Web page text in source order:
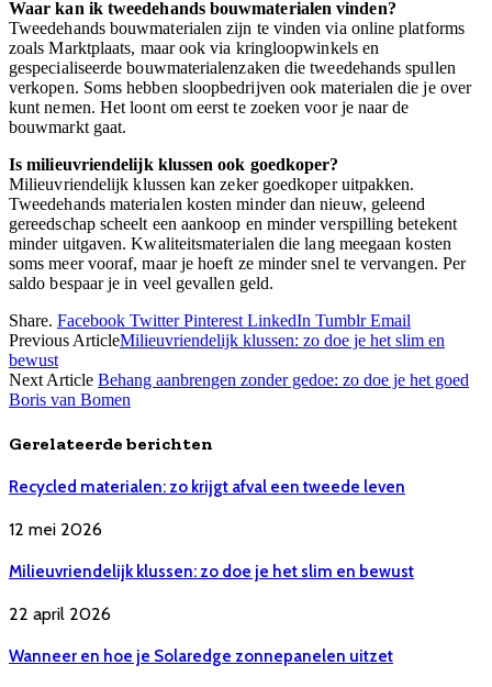
Waar kan ik tweedehands bouwmaterialen vinden?
Tweedehands bouwmaterialen zijn te vinden via online platforms
zoals Marktplaats, maar ook via kringloopwinkels en
gespecialiseerde bouwmaterialenzaken die tweedehands spullen
verkopen. Soms hebben sloopbedrijven ook materialen die je over
kunt nemen. Het loont om eerst te zoeken voor je naar de
bouwmarkt gaat.
Is milieuvriendelijk klussen ook goedkoper?
Milieuvriendelijk klussen kan zeker goedkoper uitpakken.
Tweedehands materialen kosten minder dan nieuw, geleend
gereedschap scheelt een aankoop en minder verspilling betekent
minder uitgaven. Kwaliteitsmaterialen die lang meegaan kosten
soms meer vooraf, maar je hoeft ze minder snel te vervangen. Per
saldo bespaar je in veel gevallen geld.
Share. Facebook Twitter Pinterest LinkedIn Tumblr Email
Previous ArticleMilieuvriendelijk klussen: zo doe je het slim en
bewust
Next Article Behang aanbrengen zonder gedoe: zo doe je het goed
Boris van Bomen
Gerelateerde berichten
Recycled materialen: zo krijgt afval een tweede leven
12 mei 2026
Milieuvriendelijk klussen: zo doe je het slim en bewust
22 april 2026
Wanneer en hoe je Solaredge zonnepanelen uitzet